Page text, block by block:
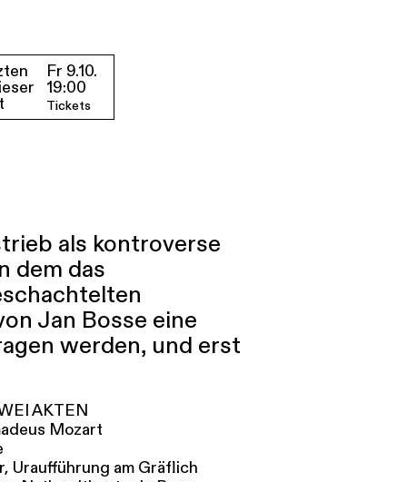
Fr 9.10.
19:00
Tickets
als kontroverse
dem das
Jan Bosse eine
werden, und erst
AKTEN
Mozart
Uraufführung am Gräflich